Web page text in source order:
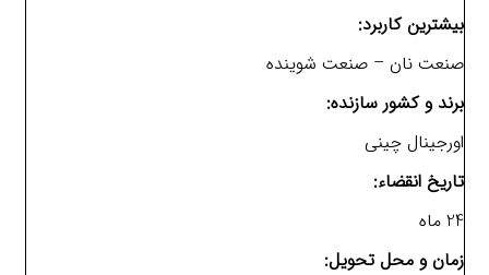
بیشترین کاربرد:
صنعت نان – صنعت شوینده
برند و کشور سازنده:
اورجینال چینی
تاریخ انقضاء:
24 ماه
زمان و محل تحویل: